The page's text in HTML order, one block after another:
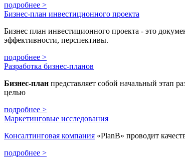
подробнее >
Бизнес-план инвестиционного проекта
Бизнес план инвестиционного проекта - это
эффективности, перспективы.
подробнее >
Разработка бизнес-планов
Бизнес-план представляет собой начальный этап
целью
подробнее >
Маркетинговые исследования
Консалтинговая компания «PlanB» проводит
подробнее >